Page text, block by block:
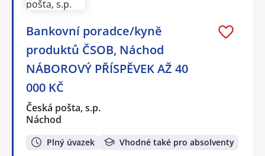
Bankovní poradce/kyně
produktů ČSOB, Náchod
NÁBOROVÝ PŘÍSPĚVEK AŽ 40
000 KČ
Česká pošta, s.p.
Náchod
Plný úvazek Vhodné také pro absolventy